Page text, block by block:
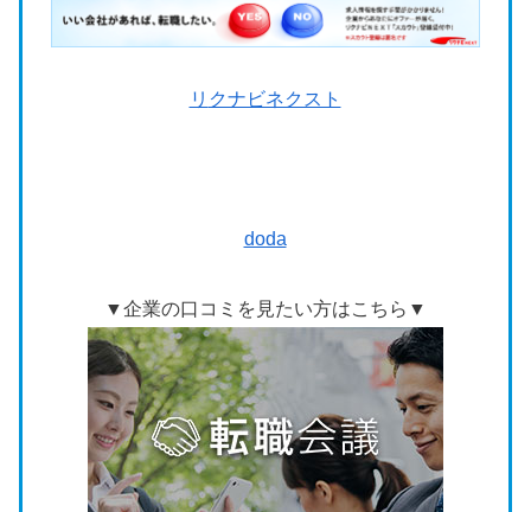
リ クナビネクスト
doda
▼企業の口コミを見たい方はこちら▼